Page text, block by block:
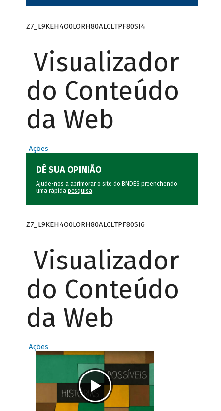
Z7_L9KEH4O0LORH80ALCLTPF80SI4
Visualizador
do Conteúdo
da Web
Ações
DÊ SUA OPINIÃO
Ajude-nos a aprimorar o site do BNDES preenchendo
uma rápida pesquisa.
Z7_L9KEH4O0LORH80ALCLTPF80SI6
Visualizador
do Conteúdo
da Web
Ações